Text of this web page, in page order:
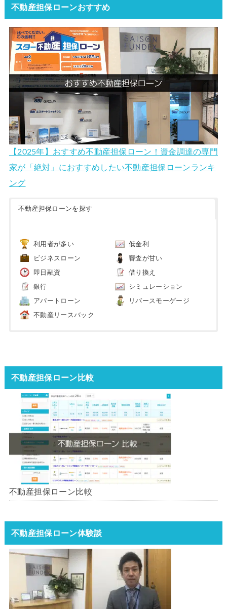
不動産担保ローンおすすめ
【2025年】おすすめ不動産担保ローン！資金調達の専門
家が「絶対」におすすめしたい不動産担保ローンランキ
ング
不動産担保ローンを探す
利用者が多い 低金利
ビジネスローン 審査が甘い
即日融資 借り換え
銀行 シミュレーション
アパートローン リバースモーゲージ
不動産リースバック
不動産担保ローン比較
不動産担保ローン比較
不動産担保ローン体験談